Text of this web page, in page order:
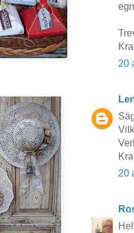
20
20